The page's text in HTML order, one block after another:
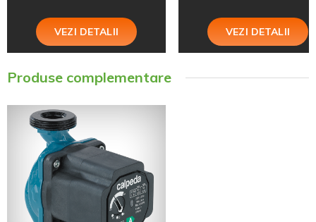
VEZI DETALII VEZI DETALII
Produse complementare